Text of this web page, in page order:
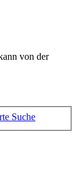
von der
Suche